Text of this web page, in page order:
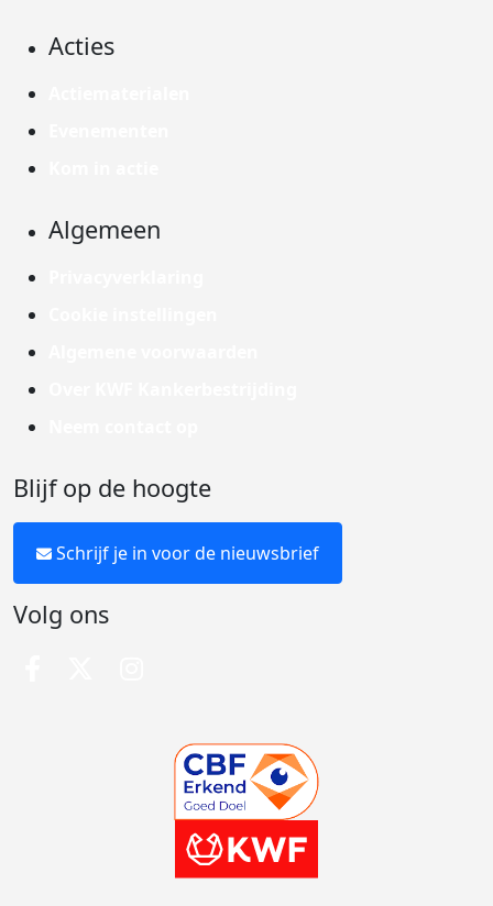
Acties
Algemeen
Blijf op de hoogte
Schrijf je in voor de nieuwsbrief
Volg ons